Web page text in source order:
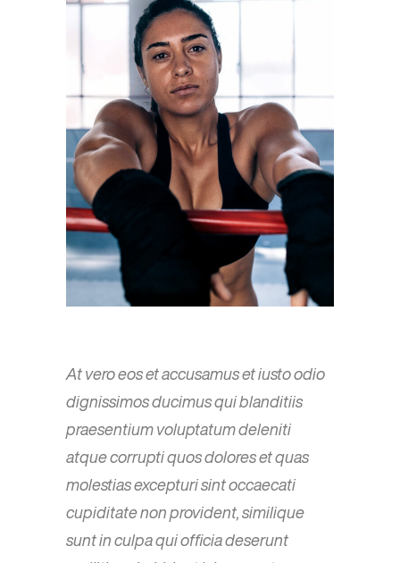
At vero eos et accusamus et iusto odio
dignissimos ducimus qui blanditiis
praesentium voluptatum deleniti
atque corrupti quos dolores et quas
molestias excepturi sint occaecati
cupiditate non provident, similique
sunt in culpa qui officia deserunt